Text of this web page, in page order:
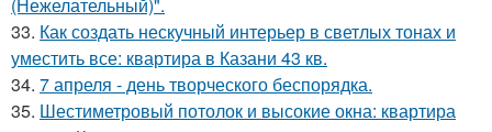
33. Как создать нескучный интерьер в светлых тонах и
уместить все: квартира в Казани 43 кв.
34. 7 апреля - день творческого беспорядка.
35. Шестиметровый потолок и высокие окна: квартира